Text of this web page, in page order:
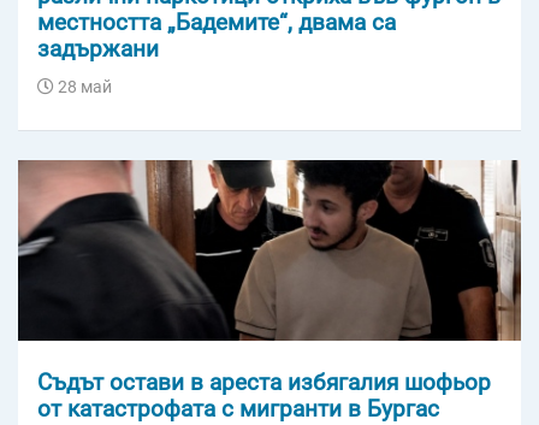
местността „Бадемите“, двама са
задържани
28 май
Съдът остави в ареста избягалия шофьор
от катастрофата с мигранти в Бургас